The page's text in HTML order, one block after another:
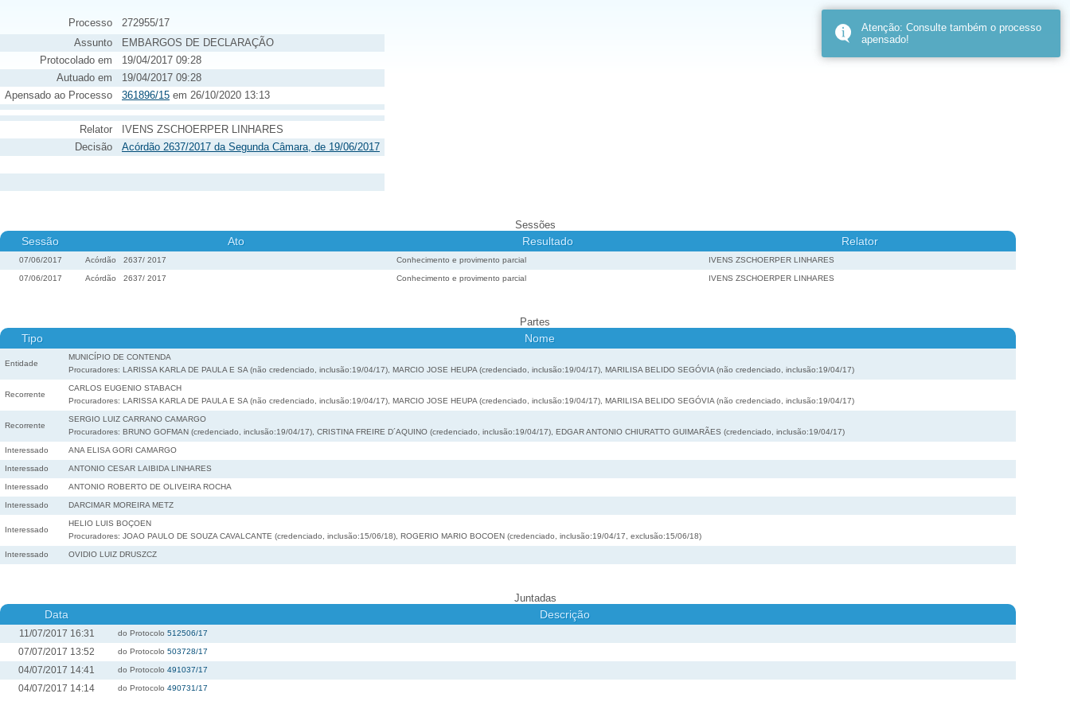
Processo
272955/17
Assunto
EMBARGOS DE DECLARAÇÃO
Protocolado em
19/04/2017 09:28
Autuado em
19/04/2017 09:28
Apensado ao Processo
361896/15 em 26/10/2020 13:13
Relator
IVENS ZSCHOERPER LINHARES
Decisão
Acórdão 2637/2017 da Segunda Câmara, de 19/06/2017
Sessões
Sessão Ato Resultado Relator
07/06/2017 Acórdão 2637/ 2017 Conhecimento e provimento parcial IVENS ZSCHOERPER LINHARES
07/06/2017 Acórdão 2637/ 2017 Conhecimento e provimento parcial IVENS ZSCHOERPER LINHARES
Partes
Tipo Nome
Entidade
MUNICÍPIO DE CONTENDA
Procuradores: LARISSA KARLA DE PAULA E SA (não credenciado, inclusão:19/04/17), MARCIO JOSE HEUPA (credenciado, inclusão:19/04/17), MARILISA BELIDO SEGÓVIA (não credenciado, inclusão:19/04/17)
Recorrente
CARLOS EUGENIO STABACH
Procuradores: LARISSA KARLA DE PAULA E SA (não credenciado, inclusão:19/04/17), MARCIO JOSE HEUPA (credenciado, inclusão:19/04/17), MARILISA BELIDO SEGÓVIA (não credenciado, inclusão:19/04/17)
Recorrente
SERGIO LUIZ CARRANO CAMARGO
Procuradores: BRUNO GOFMAN (credenciado, inclusão:19/04/17), CRISTINA FREIRE D´AQUINO (credenciado, inclusão:19/04/17), EDGAR ANTONIO CHIURATTO GUIMARÃES (credenciado, inclusão:19/04/17)
Interessado ANA ELISA GORI CAMARGO
Interessado ANTONIO CESAR LAIBIDA LINHARES
Interessado ANTONIO ROBERTO DE OLIVEIRA ROCHA
Interessado DARCIMAR MOREIRA METZ
Interessado
HELIO LUIS BOÇOEN
Procuradores: JOAO PAULO DE SOUZA CAVALCANTE (credenciado, inclusão:15/06/18), ROGERIO MARIO BOCOEN (credenciado, inclusão:19/04/17, exclusão:15/06/18)
Interessado OVIDIO LUIZ DRUSZCZ
Juntadas
Data Descrição
11/07/2017 16:31 do Protocolo 512506/17
07/07/2017 13:52 do Protocolo 503728/17
04/07/2017 14:41 do Protocolo 491037/17
04/07/2017 14:14 do Protocolo 490731/17
Atenção: Consulte também o processo
apensado!